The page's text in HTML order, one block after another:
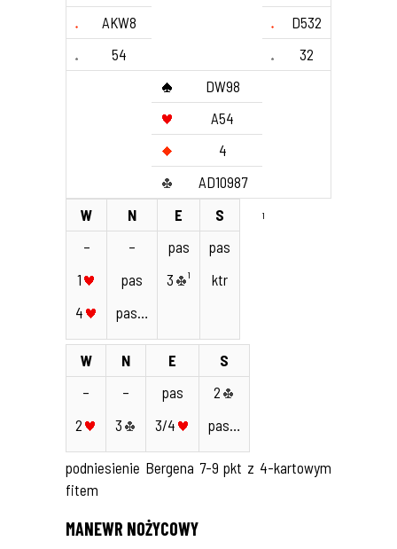
AKW8
D532
54
32
DW98
A54
4
AD10987
W
N E
S
–
1
4
–
pas
pas…
pas
3
¹
pas
ktr
W N E
S
–
2
–
3
pas
3/4
2
pas…
¹
podniesienie Bergena 7-9 pkt z 4-kartowym
fitem
MANEWR NOŻYCOWY